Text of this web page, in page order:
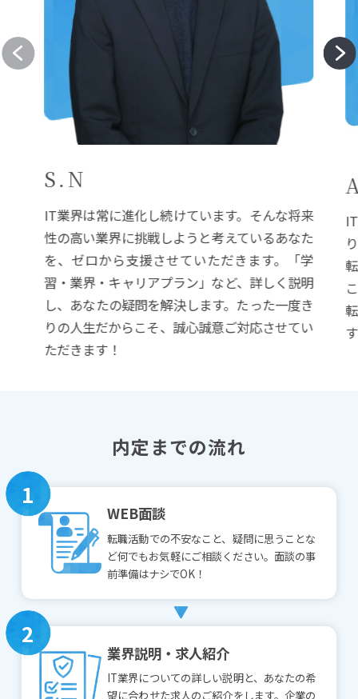
S.N
IT業界は常に進化し続けています。そんな将来
性の高い業界に挑戦しようと考えているあなた
を、ゼロから支援させていただきます。「学
習・業界・キャリアプラン」など、詳しく説明
し、あなたの疑問を解決します。たった一度き
りの人生だからこそ、誠心誠意ご対応させてい
ただきます！
内定までの流れ
1
WEB面談
転職活動での不安なこと、疑問に思うことな
ど何でもお気軽にご相談ください。面談の事
前準備はナシでOK！
2
業界説明・求人紹介
IT業界についての詳しい説明と、あなたの希
望に合わせた求人のご紹介をします。企業の